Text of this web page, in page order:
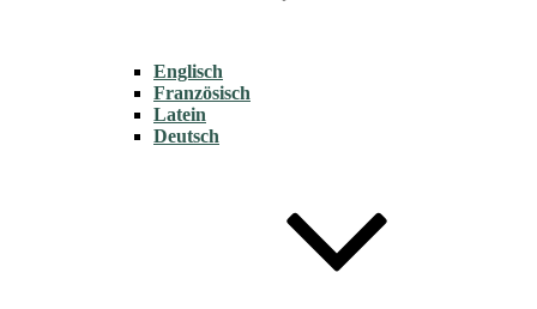
Englisch
Französisch
Latein
Deutsch